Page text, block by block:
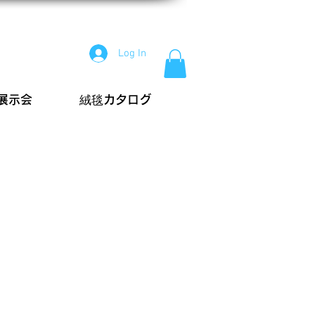
示会 絨毯カタログ
Log In